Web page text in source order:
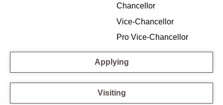
Chancellor
Vice-Chancellor
Pro Vice-Chancellor
Applying
Visiting